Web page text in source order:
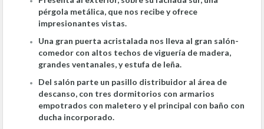
pérgola metálica, que nos recibe y ofrece
impresionantes vistas.
Una gran puerta acristalada nos lleva al gran salón-
comedor con altos techos de viguería de madera,
grandes ventanales, y estufa de leña.
Del salón parte un pasillo distribuidor al área de
descanso, con tres dormitorios con armarios
empotrados con maletero y el principal con baño con
ducha incorporado.